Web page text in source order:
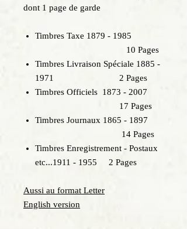
dont 1 page de garde
Timbres Taxe 1879 - 1985
10 Pages
Timbres Livraison Spéciale 1885 -
1971 2 Pages
Timbres Officiels 1873 - 2007
17 Pages
Timbres Journaux 1865 - 1897
14 Pages
Timbres Enregistrement - Postaux
etc...1911 - 1955 2 Pages
Aussi au format Letter
English version